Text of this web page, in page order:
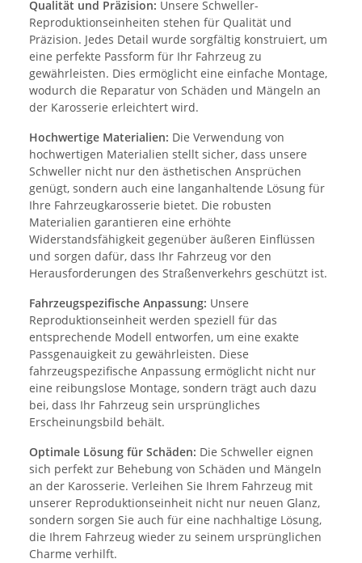
Qualität und Präzision: Unsere Schweller-
Reproduktionseinheiten stehen für Qualität und
Präzision. Jedes Detail wurde sorgfältig konstruiert, um
eine perfekte Passform für Ihr Fahrzeug zu
gewährleisten. Dies ermöglicht eine einfache Montage,
wodurch die Reparatur von Schäden und Mängeln an
der Karosserie erleichtert wird.
Hochwertige Materialien: Die Verwendung von
hochwertigen Materialien stellt sicher, dass unsere
Schweller nicht nur den ästhetischen Ansprüchen
genügt, sondern auch eine langanhaltende Lösung für
Ihre Fahrzeugkarosserie bietet. Die robusten
Materialien garantieren eine erhöhte
Widerstandsfähigkeit gegenüber äußeren Einflüssen
und sorgen dafür, dass Ihr Fahrzeug vor den
Herausforderungen des Straßenverkehrs geschützt ist.
Fahrzeugspezifische Anpassung: Unsere
Reproduktionseinheit werden speziell für das
entsprechende Modell entworfen, um eine exakte
Passgenauigkeit zu gewährleisten. Diese
fahrzeugspezifische Anpassung ermöglicht nicht nur
eine reibungslose Montage, sondern trägt auch dazu
bei, dass Ihr Fahrzeug sein ursprüngliches
Erscheinungsbild behält.
Optimale Lösung für Schäden: Die Schweller eignen
sich perfekt zur Behebung von Schäden und Mängeln
an der Karosserie. Verleihen Sie Ihrem Fahrzeug mit
unserer Reproduktionseinheit nicht nur neuen Glanz,
sondern sorgen Sie auch für eine nachhaltige Lösung,
die Ihrem Fahrzeug wieder zu seinem ursprünglichen
Charme verhilft.